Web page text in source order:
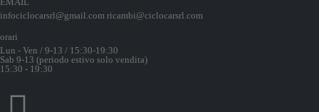
infociclocarsrl@gmail.com ricambi@ciclocarsrl.com
orari
Lun - Ven / 9-13 / 15:30-19:30
Sab 9-13 (periodo estivo solo vendita)
15:30 - 19:30